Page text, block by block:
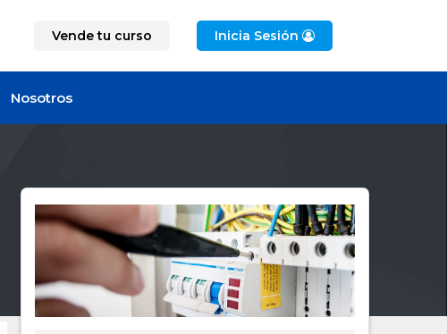
Vende tu curso Inicia Sesión
Nosotros